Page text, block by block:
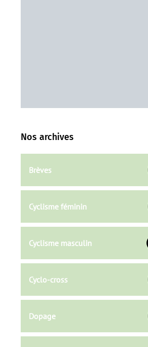
Nos archives
Brèves
Cyclisme féminin
Cyclisme masculin
Cyclo-cross
Dopage